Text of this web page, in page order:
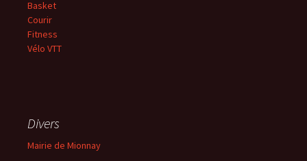
Basket
Courir
Fitness
Vélo VTT
Divers
Mairie de Mionnay